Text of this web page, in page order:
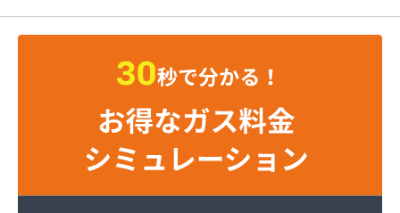
横川食販株式会社一里販売所
河原実業株式会社 藤岡営業所
株式会社JAエルサポート LPガス総合センター
株式会社JAエルサポート じゃすぽーと真岡SS
株式会社JAエルサポート 県東支店